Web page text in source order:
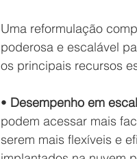
Uma reformulação
poderosa e escalável
os principais recursos
• Desempenho em
podem acessar mais
serem mais flexíveis e